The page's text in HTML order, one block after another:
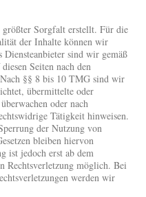
Sorgfalt erstellt. Für die
der Inhalte können wir
sind wir gemäß
Seiten nach den
§§ 8 bis 10 TMG sind wir
übermittelte oder
oder nach
Tätigkeit hinweisen.
der Nutzung von
bleiben hiervon
ist jedoch erst ab dem
Rechtsverletzung möglich. Bei
werden wir